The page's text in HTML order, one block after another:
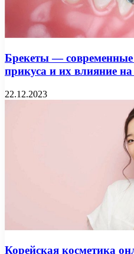
Брекеты —
прикуса и их влияние на
22.12.2023
Корейская косметика